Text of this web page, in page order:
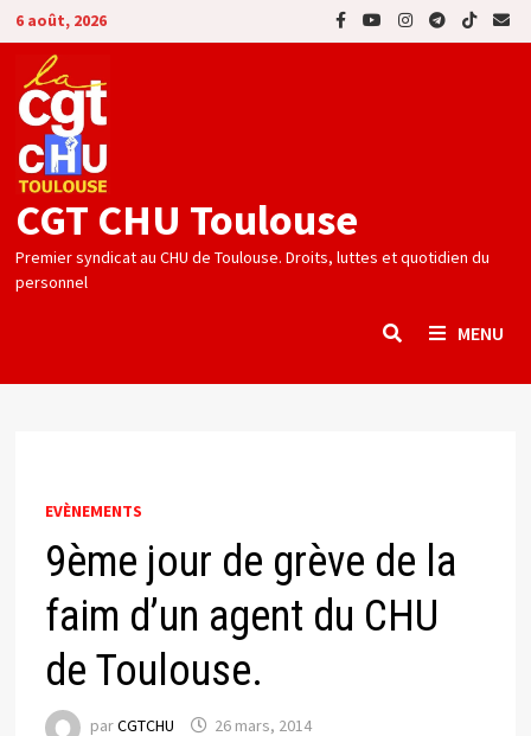
Passer
au
contenu
6 août, 2026
CGT CHU Toulouse
Premier syndicat au CHU de Toulouse. Droits, luttes et quotidien du
personnel
MENU
EVÈNEMENTS
9ème jour de grève de la
faim d’un agent du CHU
de Toulouse.
parCGTCHU 26 mars, 2014